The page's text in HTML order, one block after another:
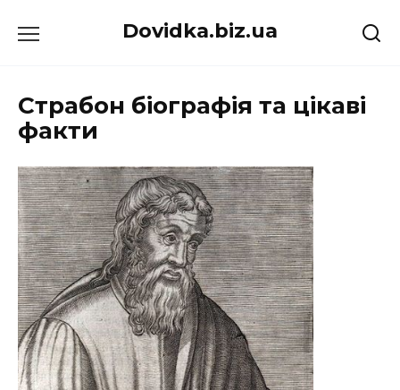
до
Dovidka.biz.ua
Страбон біографія та цікаві
факти